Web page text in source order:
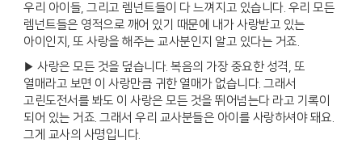
우리 아이들, 그리고 렘넌트들이 다 느껴지고 있습니다. 우리 모든
렘넌트들은 영적으로 깨어 있기 때문에 내가 사랑받고 있는
아이인지, 또 사랑을 해주는 교사분인지 알고 있다는 거죠.
▶ 사랑은 모든 것을 덮습니다. 복음의 가장 중요한 성격, 또
열매라고 보면 이 사랑만큼 귀한 열매가 없습니다. 그래서
고린도전서를 봐도 이 사랑은 모든 것을 뛰어넘는다 라고 기록이
되어 있는 거죠. 그래서 우리 교사분들은 아이를 사랑하셔야 돼요.
그게 교사의 사명입니다.